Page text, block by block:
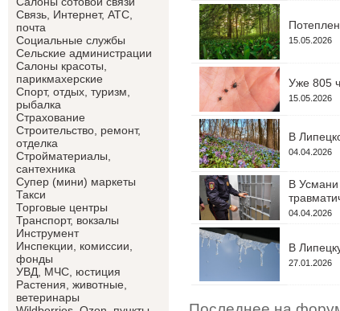
Связь, Интернет, АТС,
почта
Социальные службы
Сельские администрации
Салоны красоты,
парикмахерские
Спорт, отдых, туризм,
рыбалка
Страхование
Строительство, ремонт,
отделка
Cтройматериалы,
сантехника
Супер (мини) маркеты
Такси
Торговые центры
Транспорт, вокзалы
Инструмент
Инспекции, комиссии,
фонды
УВД, МЧС, юстиция
Растения, животные,
ветеринары
15.05.2026
Уже 805
15.05.2026
В
04.04.2026
В Усмани
04.04.2026
В
27.01.2026